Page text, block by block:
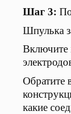
Шаг 3:
Шпулька
Включите
Обратите
какие